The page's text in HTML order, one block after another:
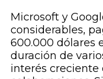
Microsoft y
considerables,
600.000 dólares
duración de
interés creciente